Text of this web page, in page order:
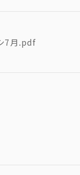
7月.pdf